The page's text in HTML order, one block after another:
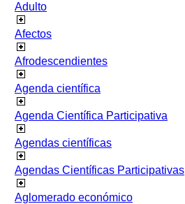
Adulto
Afectos
Afrodescendientes
Agenda científica
Agenda Científica Participativa
Agendas científicas
Agendas Científicas Participativas
Aglomerado económico